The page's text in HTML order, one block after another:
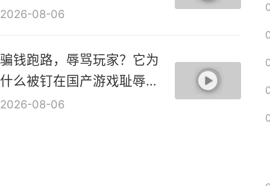
示视频
2026-08-06
骗钱跑路，辱骂玩家？它为
什么被钉在国产游戏耻辱柱
上？【是个人物10】
2026-08-06